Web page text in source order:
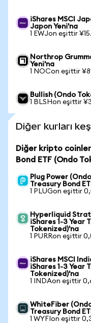
iShares MSCI
Japon Yeni'na
1 EWJon eşittir
Northrop
Yeni'na
1 NOCon eşittir
Bullish (Ondo
1 BLSHon eşittir
Diğer kurları
Diğer kripto
Bond ETF (Ondo
Plug Power
Treasury Bond
1 PLUGon eşittir
Hyperliquid
iShares 1-3 Year
Tokenized)'na
1 PURRon eşittir
iShares MSCI
iShares 1-3 Year
Tokenized)'na
1 INDAon eşittir
WhiteFiber
Treasury Bond
1 WYFIon eşittir